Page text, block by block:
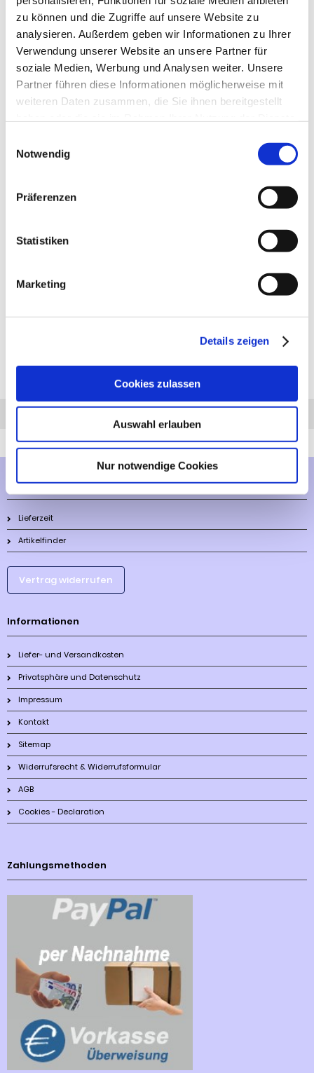
zu können und die Zugriffe auf unsere Website zu
analysieren. Außerdem geben wir Informationen zu Ihrer
Verwendung unserer Website an unsere Partner für
soziale Medien, Werbung und Analysen weiter. Unsere
Partner führen diese Informationen möglicherweise mit
weiteren Daten zusammen, die Sie ihnen bereitgestellt
Notwendig
Präferenzen
Statistiken
Marketing
Details zeigen
Cookies zulassen
Auswahl erlauben
Nur notwendige Cookies
Anhängerkupplung für VW Caddy I Kasten-: Anhängerkupplung
feststehend, 2- Loch System, incl. Flanschkugel. Lieferumfang für
Kupplungskugel, Schraubensatz, Nachrüsten Montageanleitung
u. Gutachten. Bei Fragen zur ausgewählten Anhängerkupplung
Anhängelast: 1000 kg
Diesen Artikel haben wir am 14.12.2023 in unseren Katalog aufgenommen.
Mehr über...
Lieferzeit
Artikelfinder
Vertrag widerrufen
Informationen
Liefer- und Versandkosten
Privatsphäre und Datenschutz
Impressum
Kontakt
Sitemap
Widerrufsrecht & Widerrufsformular
AGB
Cookies - Declaration
Zahlungsmethoden